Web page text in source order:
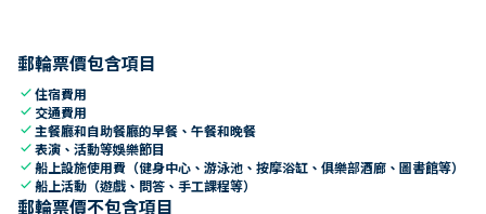
郵輪票價包含項目
check住宿費用
check 交通費用
check 主餐廳和自助餐廳的早餐、午餐和晚餐
check表演、活動等娛樂節目
check船上設施使用費（健身中心、游泳池、按摩浴缸、俱樂部酒廊、圖書館等）
check船上活動（遊戲、問答、手工課程等）
郵輪票價不包含項目